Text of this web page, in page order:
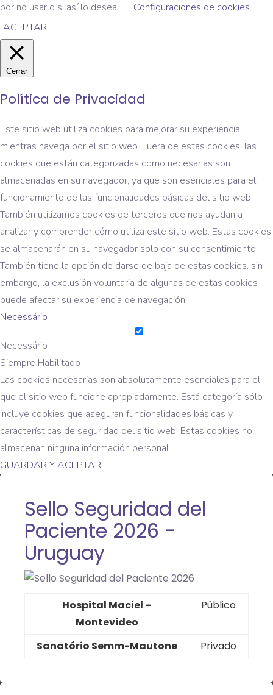
por no usarlo si así lo desea.
Configuraciones de cookies
ACEPTAR
Cerrar
Política de Privacidad
Este sitio web utiliza cookies para mejorar su experiencia
mientras navega por el sitio web. Fuera de estas cookies, las
cookies que están categorizadas como necesarias son
almacenadas en su navegador, ya que son esenciales para el
funcionamiento de las funcionalidades básicas del sitio web.
También utilizamos cookies de terceros que nos ayudan a
analizar y comprender cómo utiliza este sitio web. Estas cookies
se almacenarán en su navegador solo con su consentimiento.
También tiene la opción de darse de baja de estas cookies. sin
embargo, la exclusión voluntaria de algunas de estas cookies
puede afectar su experiencia de navegación.
Necessário
Necessário
Siempre Habilitado
Las cookies necesarias son absolutamente esenciales para el
que el sitio web funcione apropiadamente. Está categoría sólo
incluye cookies que aseguran funcionalidades básicas y
características de seguridad del sitio web. Estas cookies no
almacenan ninguna información personal.
GUARDAR Y ACEPTAR
Sello Seguridad del
Paciente 2026 -
Uruguay
Hospital Maciel –
Montevideo
Público
Sanatório Semm-Mautone Privado